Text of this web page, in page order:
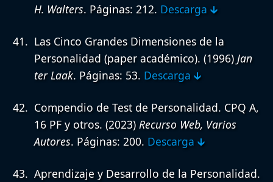
H. Walters. Páginas: 212. Descarga 🡳
Las Cinco Grandes Dimensiones de la
Personalidad (paper académico). (1996) Jan
ter Laak. Páginas: 53. Descarga 🡳
Compendio de Test de Personalidad. CPQ A,
16 PF y otros. (2023) Recurso Web, Varios
Autores. Páginas: 200. Descarga 🡳
Aprendizaje y Desarrollo de la Personalidad.